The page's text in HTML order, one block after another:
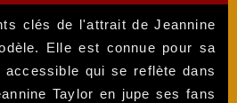
clés de l'attrait de Jeannine
Elle est connue pour sa
accessible qui se reflète dans
Taylor en jupe ses fans